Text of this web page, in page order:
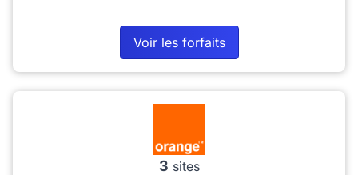
Voir les forfaits
3 sites